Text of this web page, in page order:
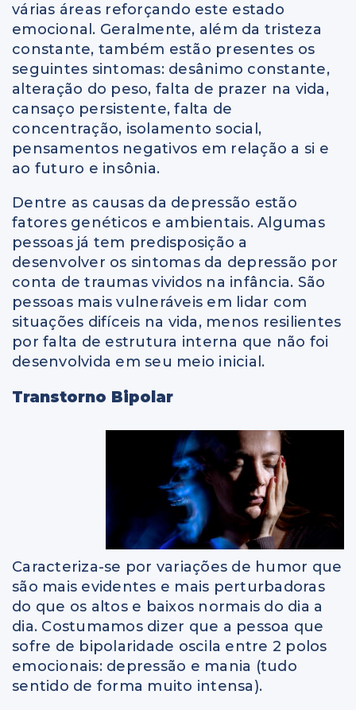
várias áreas reforçando este estado
emocional. Geralmente, além da tristeza
constante, também estão presentes os
seguintes sintomas: desânimo constante,
alteração do peso, falta de prazer na vida,
cansaço persistente, falta de
concentração, isolamento social,
pensamentos negativos em relação a si e
ao futuro e insônia.
Dentre as causas da depressão estão
fatores genéticos e ambientais. Algumas
pessoas já tem predisposição a
desenvolver os sintomas da depressão por
conta de traumas vividos na infância. São
pessoas mais vulneráveis em lidar com
situações difíceis na vida, menos resilientes
por falta de estrutura interna que não foi
desenvolvida em seu meio inicial.
Transtorno Bipolar
Caracteriza-se por variações de humor que
são mais evidentes e mais perturbadoras
do que os altos e baixos normais do dia a
dia. Costumamos dizer que a pessoa que
sofre de bipolaridade oscila entre 2 polos
emocionais: depressão e mania (tudo
sentido de forma muito intensa).